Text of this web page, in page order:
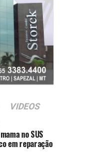
VIDEOS
no SUS
em reparação